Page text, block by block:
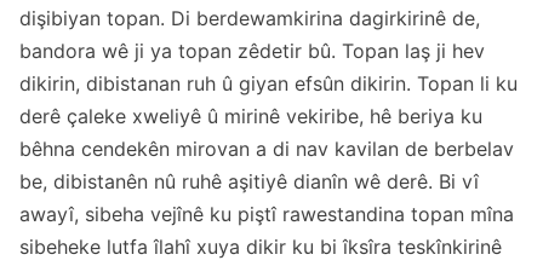
dişibiyan topan. Di berdewamkirina dagirkirinê de,
bandora wê ji ya topan zêdetir bû. Topan laş ji hev
dikirin, dibistanan ruh û giyan efsûn dikirin. Topan li ku
derê çaleke xweliyê û mirinê vekiribe, hê beriya ku
bêhna cendekên mirovan a di nav kavilan de berbelav
be, dibistanên nû ruhê aşitiyê dianîn wê derê. Bi vî
awayî, sibeha vejînê ku piştî rawestandina topan mîna
sibeheke lutfa îlahî xuya dikir ku bi îksîra teskînkirinê